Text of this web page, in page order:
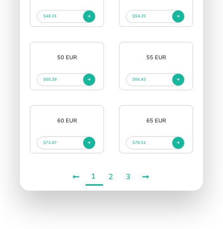
$48.31 $54.35
50 EUR
$60.39
55 EUR
$66.43
60 EUR
$72.47
65 EUR
$78.51
1 2 3